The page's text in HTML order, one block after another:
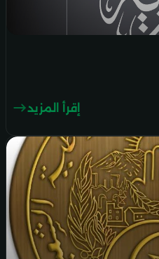
إقرأ المزيد